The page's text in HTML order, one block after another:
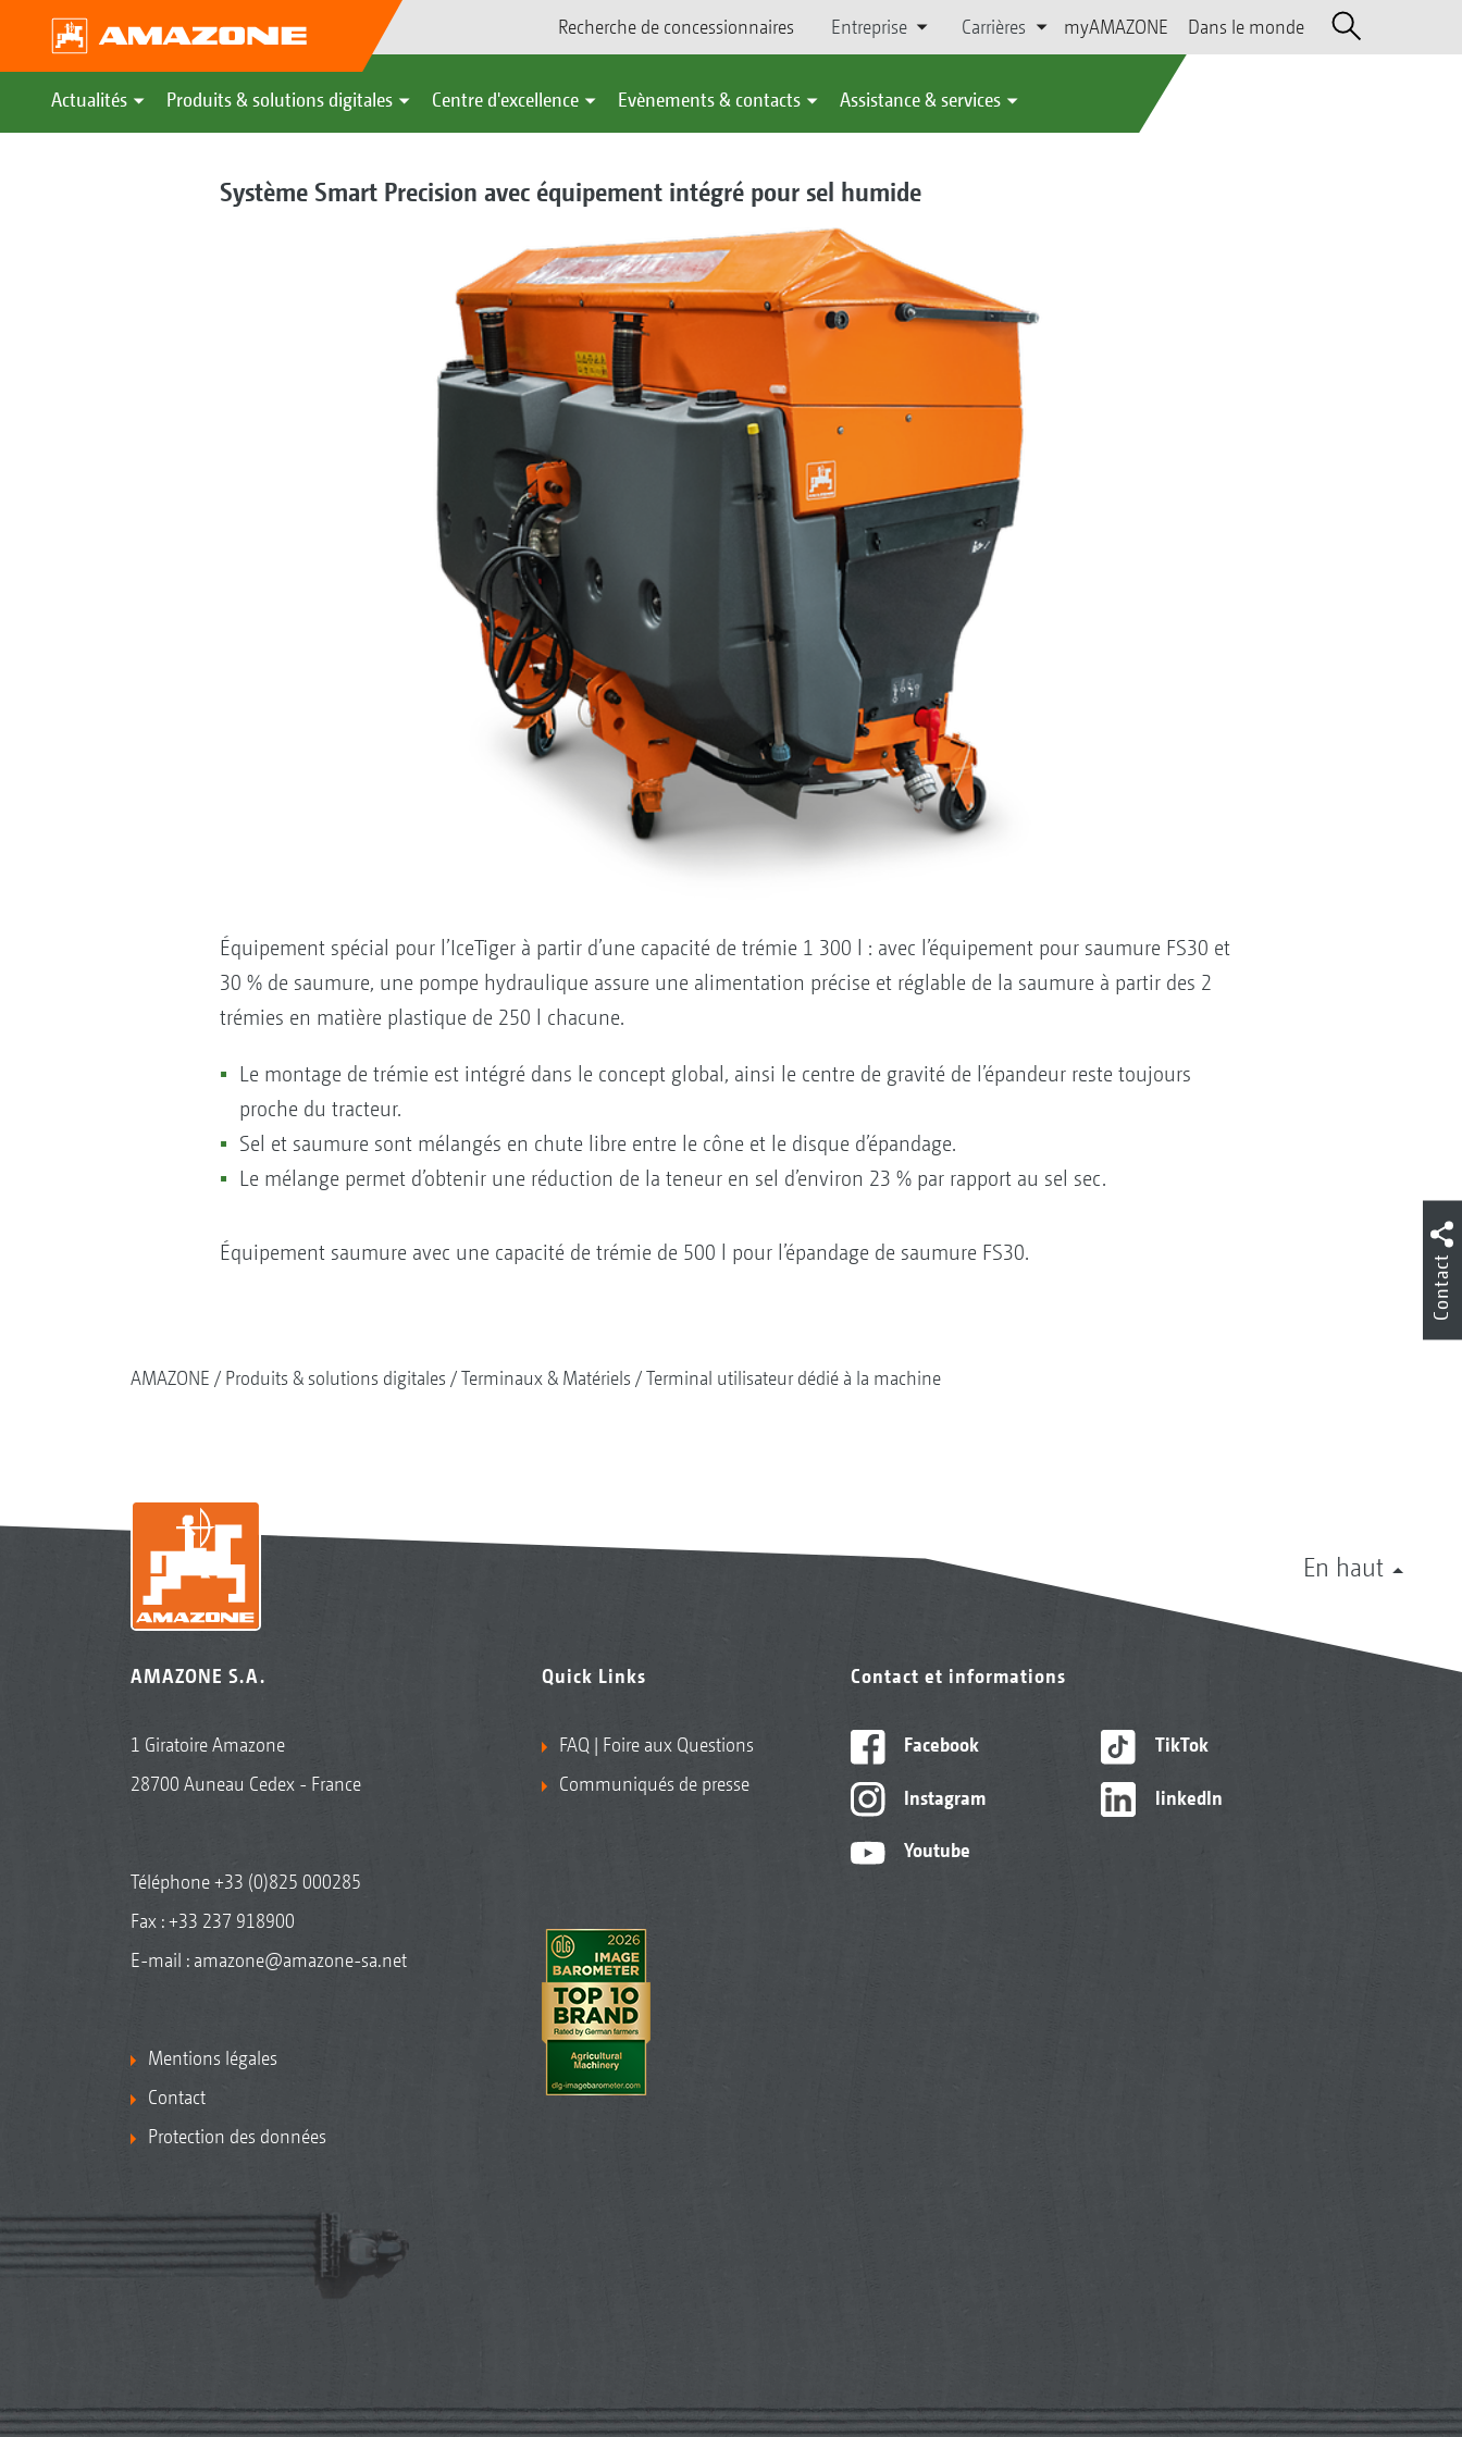
Recherche de concessionnaires Entreprise Carrières myAMAZONE Dans le monde
Actualités Produits & solutions digitales Centre d'excellence Evènements & contacts Assistance & services
Système Smart Precision avec équipement intégré pour sel humide
Équipement spécial pour l’IceTiger à partir d’une capacité de trémie 1 300 l : avec l’équipement pour saumure FS30 et
30 % de saumure, une pompe hydraulique assure une alimentation précise et réglable de la saumure à partir des 2
trémies en matière plastique de 250 l chacune.
Le montage de trémie est intégré dans le concept global, ainsi le centre de gravité de l’épandeur reste toujours
proche du tracteur.
Sel et saumure sont mélangés en chute libre entre le cône et le disque d’épandage.
Le mélange permet d’obtenir une réduction de la teneur en sel d’environ 23 % par rapport au sel sec.
Équipement saumure avec une capacité de trémie de 500 l pour l’épandage de saumure FS30.
AMAZONE Produits & solutions digitales Terminaux & Matériels Terminal utilisateur dédié à la machine
En haut
AMAZONE S.A.
1 Giratoire Amazone
28700 Auneau Cedex - France
Téléphone+33 (0)825 000285
Fax : +33 237 918900
E-mail : amazone@amazone-sa.net
Mentions légales
Contact
Protection des données
Quick Links
FAQ | Foire aux Questions
Communiqués de presse
Contact et informations
Facebook
Instagram
Youtube
TikTok
linkedIn
Contact